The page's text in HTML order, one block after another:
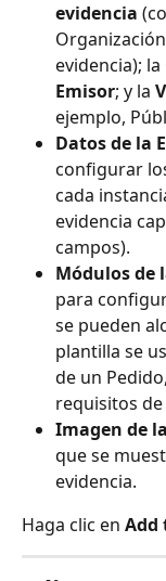
evidencia
evidencia); la
Emisor; y la
ejemplo,
Datos de la
configurar
cada
evidencia
campos).
Módulos de
para
se pueden
plantilla se
de un
requisitos
Imagen de
que se
evidencia.
Haga clic en Add